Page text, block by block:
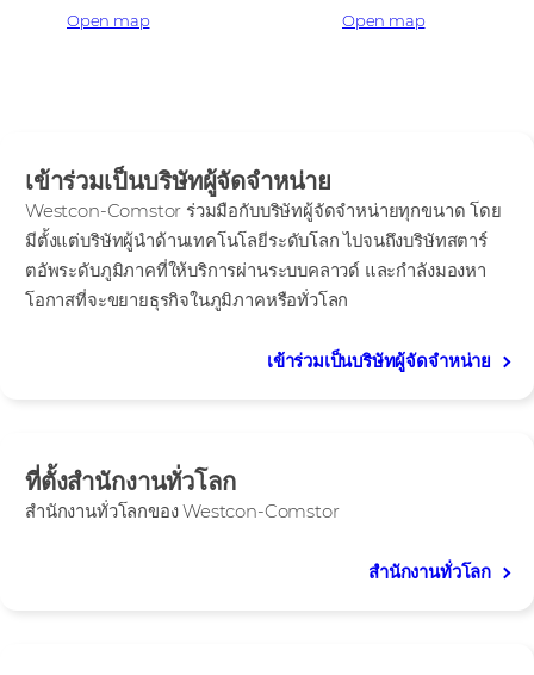
Open map Open map
เข้าร่วมเป็นบริษัทผู้จัดจำหน่าย
Westcon-Comstor ร่วมมือกับบริษัทผู้จัดจำหน่ายทุกขนาด โดย
มีตั้งแต่บริษัทผู้นำด้านเทคโนโลยีระดับโลก ไปจนถึงบริษัทสตาร์
ตอัพระดับภูมิภาคที่ให้บริการผ่านระบบคลาวด์ และกำลังมองหา
โอกาสที่จะขยายธุรกิจในภูมิภาคหรือทั่วโลก
เข้าร่วมเป็นบริษัทผู้จัดจำหน่าย
ที่ตั้งสำนักงานทั่วโลก
สำนักงานทั่วโลกของ Westcon-Comstor
สำนักงานทั่วโลก